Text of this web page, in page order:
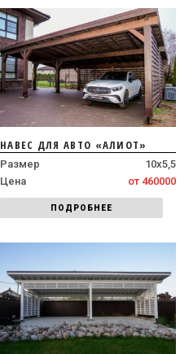
НАВЕС ДЛЯ АВТО «АЛИОТ»
Размер
10х5,5
Цена
от 460000
ПОДРОБНЕЕ